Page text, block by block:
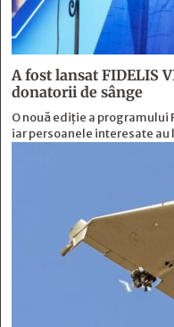
A fost lansat FIDELIS
donatorii de sânge
O nouă ediție a programului
iar persoanele interesate